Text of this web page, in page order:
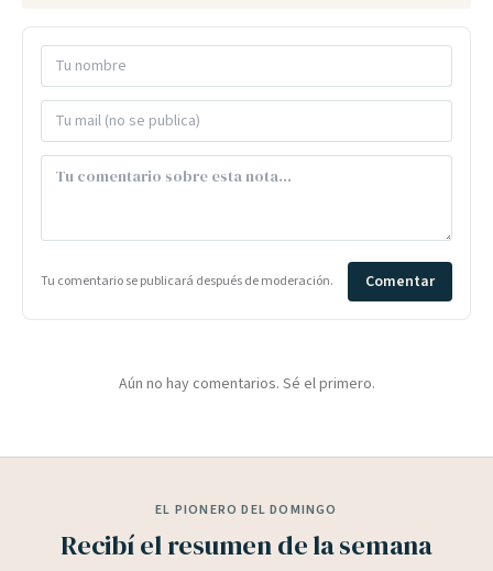
Tu comentario se publicará después de moderación. Comentar
Aún no hay comentarios. Sé el primero.
EL PIONERO DEL DOMINGO
Recibí el resumen de la semana